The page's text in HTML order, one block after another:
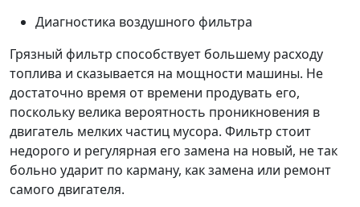
Диагностика воздушного фильтра
Грязный фильтр способствует большему расходу
топлива и сказывается на мощности машины. Не
достаточно время от времени продувать его,
поскольку велика вероятность проникновения в
двигатель мелких частиц мусора. Фильтр стоит
недорого и регулярная его замена на новый, не так
больно ударит по карману, как замена или ремонт
самого двигателя.